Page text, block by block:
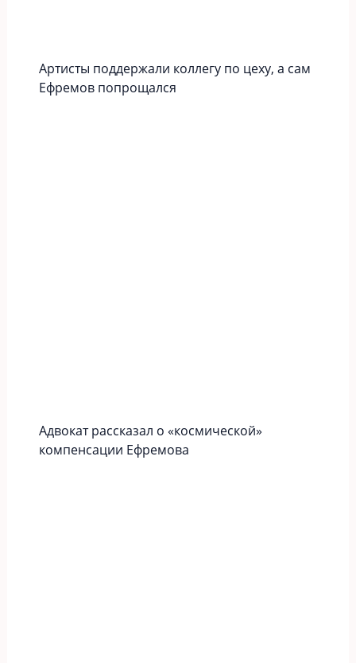
Артисты поддержали коллегу по цеху, а сам
Ефремов попрощался
Адвокат рассказал о «космической»
компенсации Ефремова